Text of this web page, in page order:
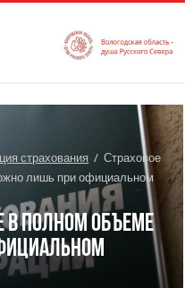
страхования / Страховое
лишь при официальном
в полном объеме